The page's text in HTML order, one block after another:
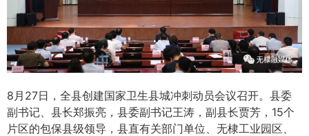
8月27日，全县创建国家卫生县城冲刺动员会议召开。县委
副书记、县长郑振亮，县委副书记王涛，副县长贾芳，15个
片区的包保县级领导，县直有关部门单位、无棣工业园区、